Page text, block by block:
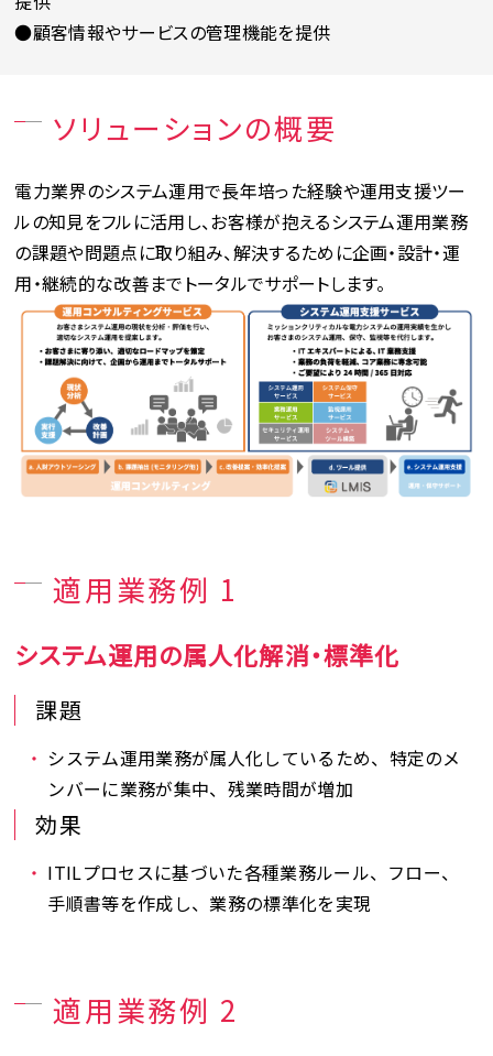
●顧客情報やサービスの管理機能を提供
ソリューションの概要
電力業界のシステム運用で長年培った経験や運用支援ツー
ルの知見をフルに活用し、お客様が抱えるシステム運用業務
の課題や問題点に取り組み、解決するために企画・設計・運
用・継続的な改善までトータルでサポートします。
適用業務例 1
システム運用の属人化解消・標準化
課題
システム運用業務が属人化しているため、特定のメ
ンバーに業務が集中、残業時間が増加
効果
ITILプロセスに基づいた各種業務ルール、フロー、
手順書等を作成し、業務の標準化を実現
適用業務例 2